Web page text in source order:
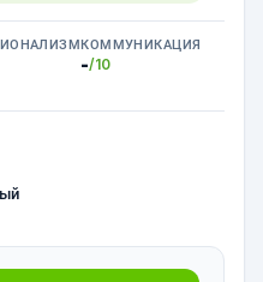
КОММУНИКАЦИЯ
-/10